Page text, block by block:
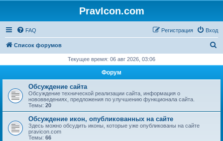
PravIcon.com
FAQ Вход
Регистрация
Список форумов
с
Текущее время: 06 авг 2026, 03:06
Форум
Обсуждение сайта
Обсуждение технической реализации сайта, информация о
нововведениях, предложения по улучшению функционала сайта.
Темы: 20
Обсуждение икон, опубликованных на сайте
Здесь можно обсудить иконы, которые уже опубликованы на сайте
pravicon.com
Темы: 66